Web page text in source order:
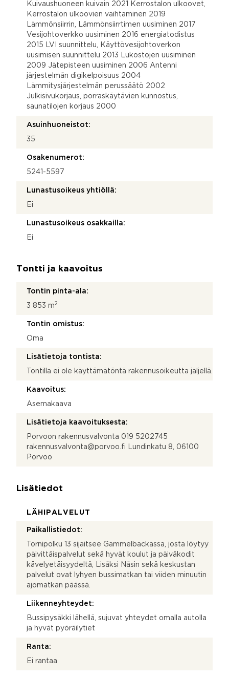
Kuivaushuoneen kuivain 2021 Kerrostalon ulkoovet,
Kerrostalon ulkoovien vaihtaminen 2019
Lämmönsiirrin, Lämmönsiirrtimen uusiminen 2017
Vesijohtoverkko uusiminen 2016 energiatodistus
2015 LVI suunnittelu, Käyttövesijohtoverkon
uusimisen suunnittelu 2013 Lukostojen uusiminen
2009 Jätepisteen uusiminen 2006 Antenni
järjestelmän digikelpoisuus 2004
Lämmitysjärjestelmän perussäätö 2002
Julkisivukorjaus, porraskäytävien kunnostus,
saunatilojen korjaus 2000
Asuinhuoneistot:
35
Osakenumerot:
5241-5597
Lunastusoikeus yhtiöllä:
Ei
Lunastusoikeus osakkailla:
Ei
Tontti ja kaavoitus
Tontin pinta-ala:
3 853 m2
Tontin omistus:
Oma
Lisätietoja tontista:
Tontilla ei ole käyttämätöntä rakennusoikeutta jäljellä.
Kaavoitus:
Asemakaava
Lisätietoja kaavoituksesta:
Porvoon rakennusvalvonta 019 5202745
rakennusvalvonta@porvoo.fi Lundinkatu 8, 06100
Porvoo
Lisätiedot
LÄHIPALVELUT
Paikallistiedot:
Tornipolku 13 sijaitsee Gammelbackassa, josta löytyy
päivittäispalvelut sekä hyvät koulut ja päiväkodit
kävelyetäisyydeltä, Lisäksi Näsin sekä keskustan
palvelut ovat lyhyen bussimatkan tai viiden minuutin
ajomatkan päässä.
Liikenneyhteydet:
Bussipysäkki lähellä, sujuvat yhteydet omalla autolla
ja hyvät pyöräilytiet
Ranta:
Ei rantaa